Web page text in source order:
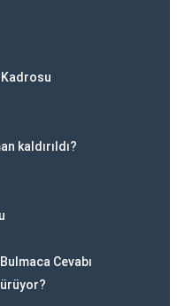
Kadrosu
kaldırıldı?
Cevabı